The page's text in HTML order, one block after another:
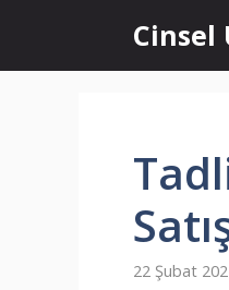
Cinsel
22 Şubat